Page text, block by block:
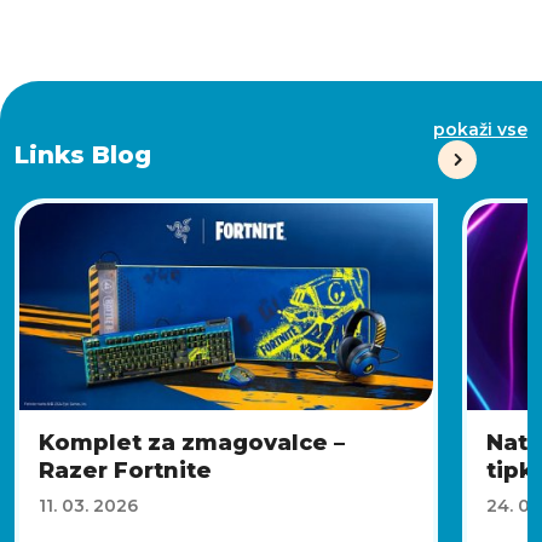
Links Blog
pokaži vse
Komplet za zmagovalce –
Razer Fortnite
11. 03. 2026 24.